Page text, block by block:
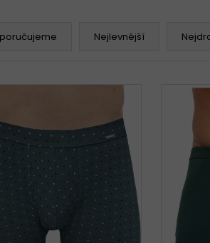
Nejlevnější
HLEDAT
Doporučujeme
KALHOTKY BAVLNĚNÉ 3679 LOVELYGIRL
Kč